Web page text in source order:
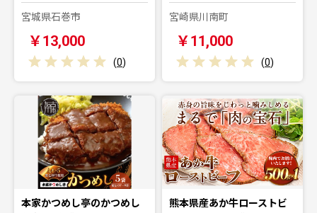
宮城県石巻市
￥13,000
(0)
宮崎県川南町
￥11,000
(0)
本家かつめし亭のかつめし
熊本県産あか牛ローストビ